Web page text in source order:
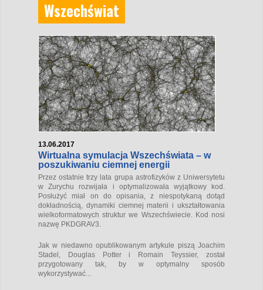
Wszechświat
13.06.2017
Wirtualna symulacja Wszechświata – w
poszukiwaniu ciemnej energii
Przez ostatnie trzy lata grupa astrofizyków z Uniwersytetu
w Zurychu rozwijała i optymalizowała wyjątkowy kod.
Posłużyć miał on do opisania, z niespotykaną dotąd
dokładnością, dynamiki ciemnej materii i ukształtowania
wielkoformatowych struktur we Wszechświecie. Kod nosi
nazwę PKDGRAV3.
Jak w niedawno opublikowanym artykule piszą Joachim
Stadel, Douglas Potter i Romain Teyssier, został
przygotowany tak, by w optymalny sposób
wykorzystywać...